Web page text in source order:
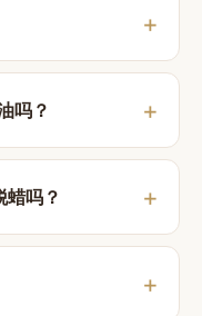
吗？
吗？